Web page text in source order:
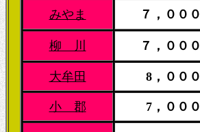
みやま ７，０００
柳 川 ７，０００
大牟田 8，０００
小 郡 7，０００